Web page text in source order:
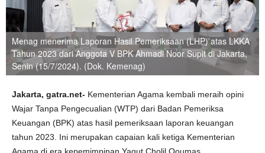
Menag menerima Laporan Hasil Pemeriksaan (LHP) atas LKKA
Tahun 2023 dari Anggota V BPK Ahmadi Noor Supit di Jakarta,
Senin (15/7/2024). (Dok. Kemenag)
Jakarta, gatra.net- Kementerian Agama kembali meraih opini
Wajar Tanpa Pengecualian (WTP) dari Badan Pemeriksa
Keuangan (BPK) atas hasil pemeriksaan laporan keuangan
tahun 2023. Ini merupakan capaian kali ketiga Kementerian